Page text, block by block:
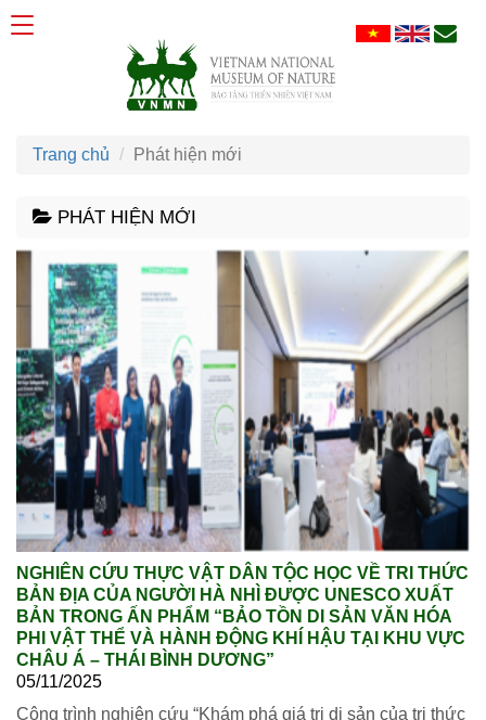
Trang chủ Phát hiện mới
PHÁT HIỆN MỚI
NGHIÊN CỨU THỰC VẬT DÂN TỘC HỌC VỀ TRI THỨC
BẢN ĐỊA CỦA NGƯỜI HÀ NHÌ ĐƯỢC UNESCO XUẤT
BẢN TRONG ẤN PHẨM “BẢO TỒN DI SẢN VĂN HÓA
PHI VẬT THỂ VÀ HÀNH ĐỘNG KHÍ HẬU TẠI KHU VỰC
CHÂU Á – THÁI BÌNH DƯƠNG”
05/11/2025
Công trình nghiên cứu “Khám phá giá trị di sản của tri thức